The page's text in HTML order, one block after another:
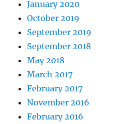
January 2020
October 2019
September 2019
September 2018
May 2018
March 2017
February 2017
November 2016
February 2016